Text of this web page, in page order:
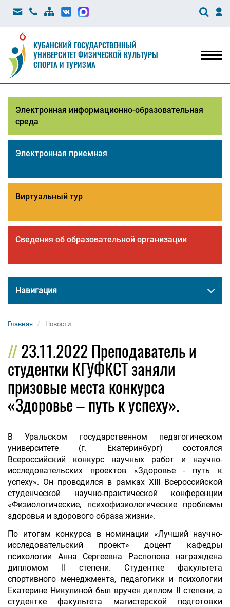
КУБАНСКИЙ ГОСУДАРСТВЕННЫЙ
УНИВЕРСИТЕТ ФИЗИЧЕСКОЙ КУЛЬТУРЫ
СПОРТА И ТУРИЗМА
Электронная информационно-образовательная
среда
Электронная приемная
Виртуальный тур
Сведения об образовательной организации
Навигация
Главная Новости
23.11.2022 Преподаватель и
студентки КГУФКСТ заняли
призовые места конкурса
«Здоровье – путь к успеху».
В Уральском государственном педагогическом
университете (г. Екатеринбург) состоялся
Всероссийский конкурс научных работ и научно-
исследовательских проектов «Здоровье - путь к
успеху». Он проводился в рамках XIII Всероссийской
студенческой научно-практической конференции
«Физиологические, психофизиологические проблемы
здоровья и здорового образа жизни».
По итогам конкурса в номинации «Лучший научно-
исследовательский проект» доцент кафедры
психологии Анна Сергеевна Распопова награждена
дипломом II степени. Студентке факультета
спортивного менеджмента, педагогики и психологии
Екатерине Никулиной был вручен диплом II степени, а
студентке факультета магистерской подготовки